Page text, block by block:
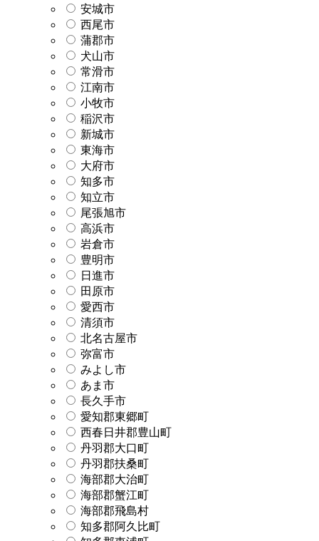
安城市
西尾市
蒲郡市
犬山市
常滑市
江南市
小牧市
稲沢市
新城市
東海市
大府市
知多市
知立市
尾張旭市
高浜市
岩倉市
豊明市
日進市
田原市
愛西市
清須市
北名古屋市
弥富市
みよし市
あま市
長久手市
愛知郡東郷町
西春日井郡豊山町
丹羽郡大口町
丹羽郡扶桑町
海部郡大治町
海部郡蟹江町
海部郡飛島村
知多郡阿久比町